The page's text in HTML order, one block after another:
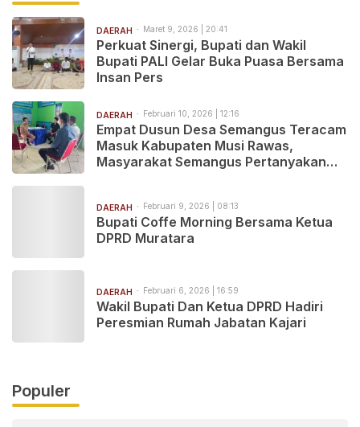
DAERAH Maret 9, 2026 | 20:41
Perkuat Sinergi, Bupati dan Wakil
Bupati PALI Gelar Buka Puasa Bersama
Insan Pers
DAERAH Februari 10, 2026 | 12:16
‎Empat Dusun Desa Semangus Teracam
Masuk Kabupaten Musi Rawas,
Masyarakat Semangus Pertanyakan
DAERAH Februari 9, 2026 | 08:13
Bupati Coffe Morning Bersama Ketua
DPRD Muratara
DAERAH Februari 6, 2026 | 16:59
Wakil Bupati Dan Ketua DPRD Hadiri
Peresmian Rumah Jabatan Kajari
Populer